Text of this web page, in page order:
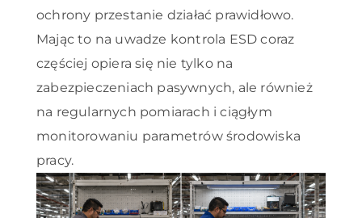
ochrony przestanie działać prawidłowo.
Mając to na uwadze kontrola ESD coraz
częściej opiera się nie tylko na
zabezpieczeniach pasywnych, ale również
na regularnych pomiarach i ciągłym
monitorowaniu parametrów środowiska
pracy.